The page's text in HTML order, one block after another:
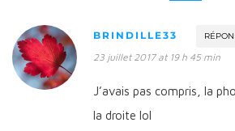
BRINDILLE33
23 juillet 2017 at 19 h 45 min
J’avais pas compris, la
la droite lol